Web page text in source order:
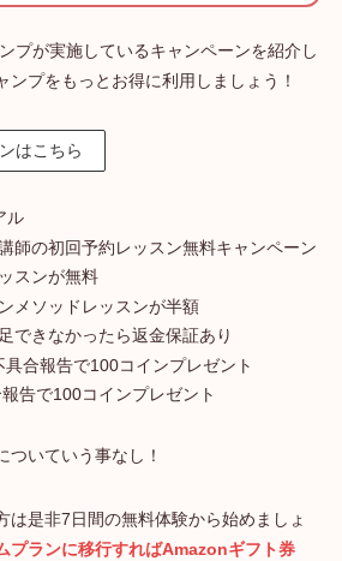
プが実施しているキャンペーンを紹介し
ンプをもっとお得に利用しましょう！
はこちら
ル
師の初回予約レッスン無料キャンペーン
スンが無料
メソッドレッスンが半額
できなかったら返金保証あり
合報告で100コインプレゼント
告で100コインプレゼント
ついていう事なし！
は是非7日間の無料体験から始めましょ
プランに移行すればAmazonギフト券